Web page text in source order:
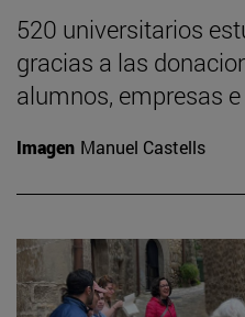
520 universitarios
gracias a las
alumnos, empresas
Imagen Manuel Castells